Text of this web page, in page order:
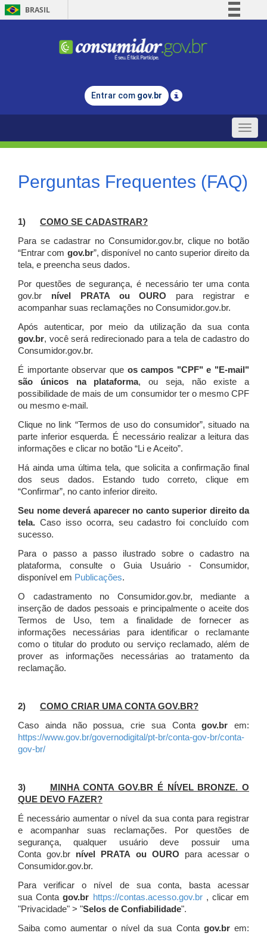
BRASIL
Comunica BR
Legislação
Entrar com gov.br
Toggle
Perguntas Frequentes (FAQ)
1) COMO SE CADASTRAR?
Para se cadastrar no Consumidor.gov.br, clique no botão
“Entrar com gov.br”, disponível no canto superior direito da
tela, e preencha seus dados.
Por questões de segurança, é necessário ter uma conta
gov.br nível PRATA ou OURO para registrar e
acompanhar suas reclamações no Consumidor.gov.br.
Após autenticar, por meio da utilização da sua conta
gov.br, você será redirecionado para a tela de cadastro do
Consumidor.gov.br.
É importante observar que os campos "CPF" e "E-mail"
são únicos na plataforma, ou seja, não existe a
possibilidade de mais de um consumidor ter o mesmo CPF
ou mesmo e-mail.
Clique no link “Termos de uso do consumidor”, situado na
parte inferior esquerda. É necessário realizar a leitura das
informações e clicar no botão “Li e Aceito”.
Há ainda uma última tela, que solicita a confirmação final
dos seus dados. Estando tudo correto, clique em
“Confirmar”, no canto inferior direito.
Seu nome deverá aparecer no canto superior direito da
tela. Caso isso ocorra, seu cadastro foi concluído com
sucesso.
Para o passo a passo ilustrado sobre o cadastro na
plataforma, consulte o Guia Usuário - Consumidor,
disponível em Publicações.
O cadastramento no Consumidor.gov.br, mediante a
inserção de dados pessoais e principalmente o aceite dos
Termos de Uso, tem a finalidade de fornecer as
informações necessárias para identificar o reclamante
como o titular do produto ou serviço reclamado, além de
prover as informações necessárias ao tratamento da
reclamação.
2) COMO CRIAR UMA CONTA GOV.BR?
Caso ainda não possua, crie sua Contagov.br em:
https://www.gov.br/governodigital/pt-br/conta-gov-br/conta-
gov-br/
3)
MINHA CONTA GOV.BR É NÍVEL BRONZE. O
QUE DEVO FAZER?
É necessário aumentar o nível da sua conta para registrar
e acompanhar suas reclamações. Por questões de
segurança, qualquer usuário deve possuir uma
Conta gov.br nível PRATA ou OURO para acessar o
Consumidor.gov.br.
Para verificar o nível de sua conta, basta acessar
sua Contagov.br https://contas.acesso.gov.br, clicar em
"Privacidade" > "Selos de Confiabilidade".
Saiba como aumentar o nível da sua Conta gov.brem: